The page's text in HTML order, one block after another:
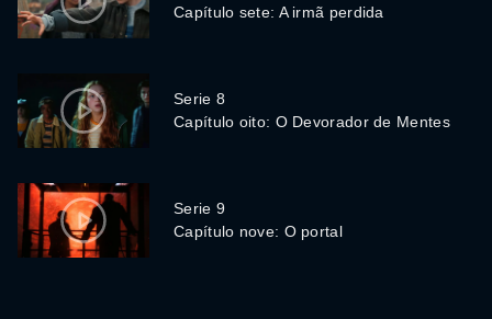
Capítulo sete: A irmã perdida
Serie 8
Capítulo oito: O Devorador de Mentes
Serie 9
Capítulo nove: O portal